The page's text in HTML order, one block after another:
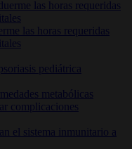
las horas requeridas
pediátrica
metabólicas
complicaciones